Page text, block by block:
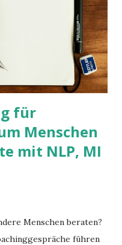
für
Menschen
mit NLP, MI
Menschen beraten?
führen